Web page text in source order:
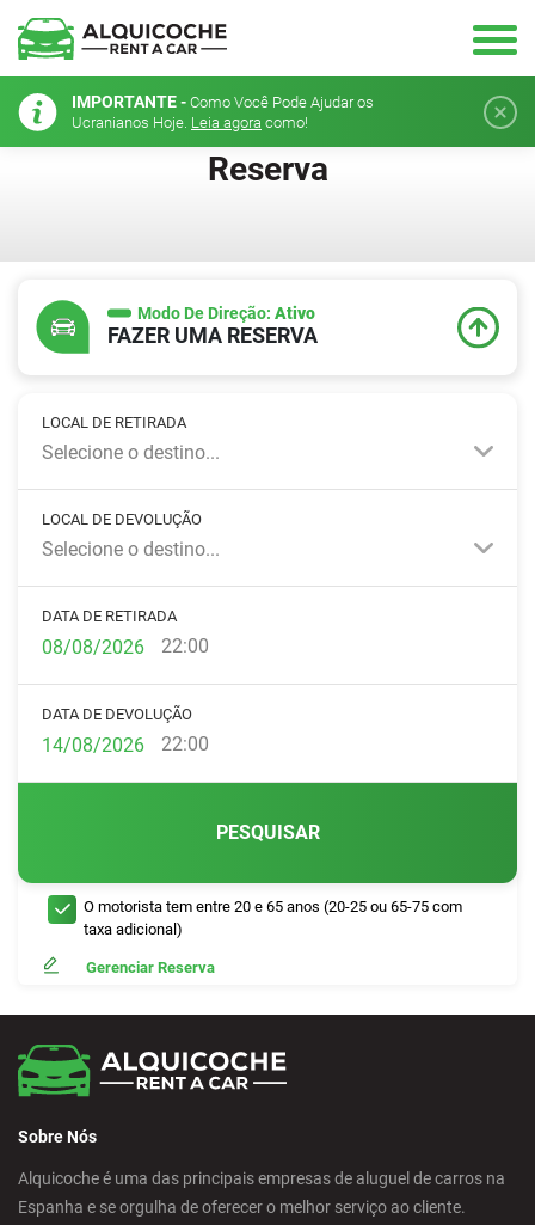
IMPORTANTE - Como Você Pode Ajudar os
Ucranianos Hoje. Leia agora como!
Reserva
Modo De Direção: Ativo
FAZER UMA RESERVA
LOCAL DE RETIRADA
Selecione o destino...
LOCAL DE DEVOLUÇÃO
Selecione o destino...
DATA DE RETIRADA
22:00
DATA DE DEVOLUÇÃO
22:00
PESQUISAR
O motorista tem entre 20 e 65 anos (20-25 ou 65-75 com
taxa adicional)
Gerenciar Reserva
Sobre Nós
Alquicoche é uma das principais empresas de aluguel de carros na
Espanha e se orgulha de oferecer o melhor serviço ao cliente.